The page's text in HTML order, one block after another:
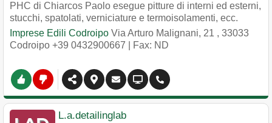
PHC di Chiarcos Paolo esegue pitture di interni ed esterni,
stucchi, spatolati, verniciature e termoisolamenti, ecc.
Imprese Edili Codroipo Via Arturo Malignani, 21 , 33033
Codroipo +39 0432900667 | Fax: ND
L.a.detailinglab